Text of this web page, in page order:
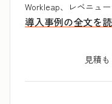
Workleap、レベニュ
導入事例の全文を読
見積